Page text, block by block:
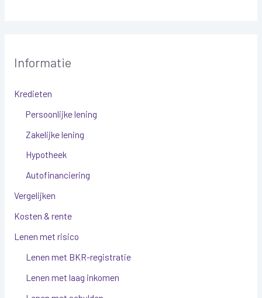
Informatie
Kredieten
Persoonlijke lening
Zakelijke lening
Hypotheek
Autofinanciering
Vergelijken
Kosten & rente
Lenen met risico
Lenen met BKR-registratie
Lenen met laag inkomen